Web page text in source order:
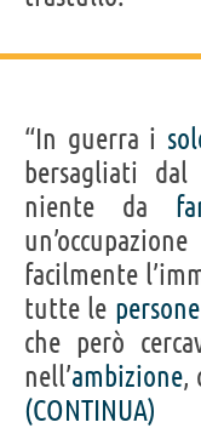
“In guerra i
bersagliati dal
niente da
facilmente
tutte le persone
che però
nell’ambizione,
(CONTINUA)